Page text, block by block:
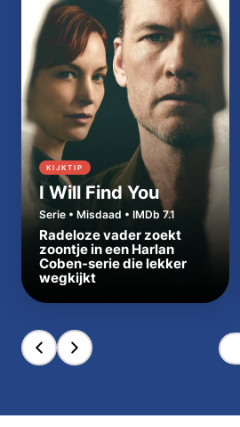
KIJKTIP
I Will Find You
Serie • Misdaad • IMDb 7.1
Radeloze vader zoekt
zoontje in een Harlan
Coben-serie die lekker
wegkijkt